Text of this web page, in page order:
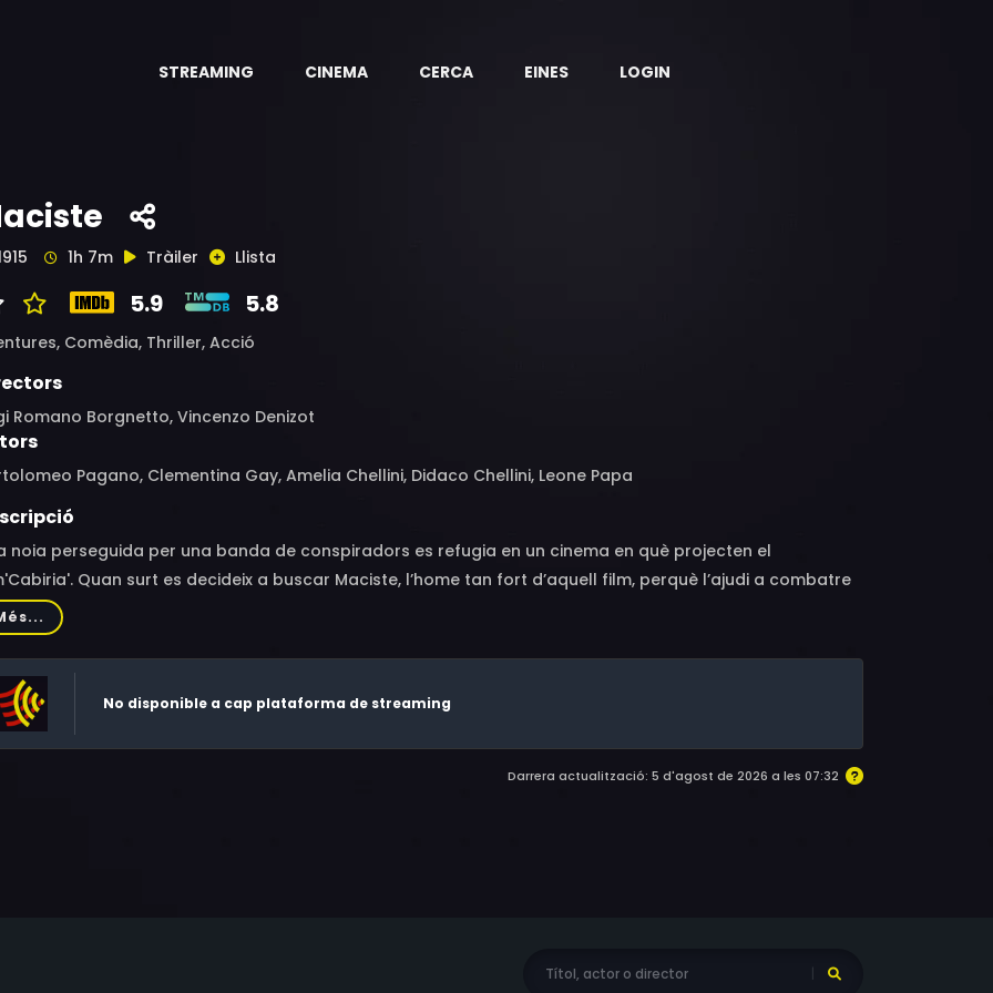
STREAMING CINEMA CERCA EINES LOGIN
1h 7m Tràiler Llista
5.9 5.8
Comèdia, Thriller, Acció
Romano Borgnetto, Vincenzo Denizot
Pagano, Clementina Gay, Amelia Chellini, Didaco Chellini, Leone Papa
noia perseguida per una banda de conspiradors es refugia en un cinema en què projecten el
Quan surt es decideix a buscar Maciste, l’home tan fort d’aquell film, perquè l’ajudi a combatre
enemics.
No disponible a cap plataforma de streaming
Darrera actualització: 5 d'agost de 2026 a les 07:32